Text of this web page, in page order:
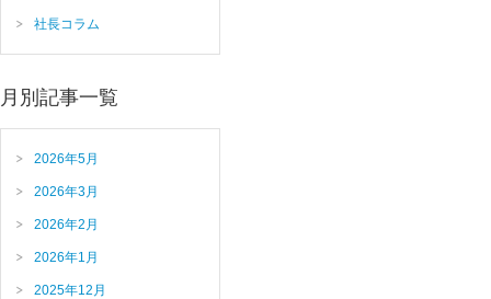
社長コラム
月別記事一覧
2026年5月
2026年3月
2026年2月
2026年1月
2025年12月